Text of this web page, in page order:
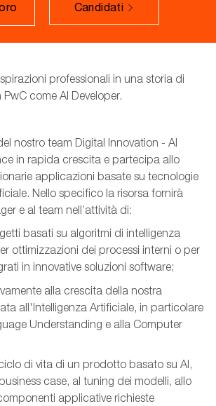
Candidati
professionali in una storia di
come AI Developer.
nostro team Digital Innovation - AI
in rapida crescita e partecipa allo
applicazioni basate su tecnologie
Nello specifico la risorsa fornirà
e al team nell’attività di:
basati su algoritmi di intelligenza
ottimizzazioni dei processi interni o per
in innovative soluzioni software;
alla crescita della nostra
all'Intelligenza Artificiale, in particolare
Understanding e alla Computer
di vita di un prodotto basato su AI,
case, al tuning dei modelli, allo
applicative richieste